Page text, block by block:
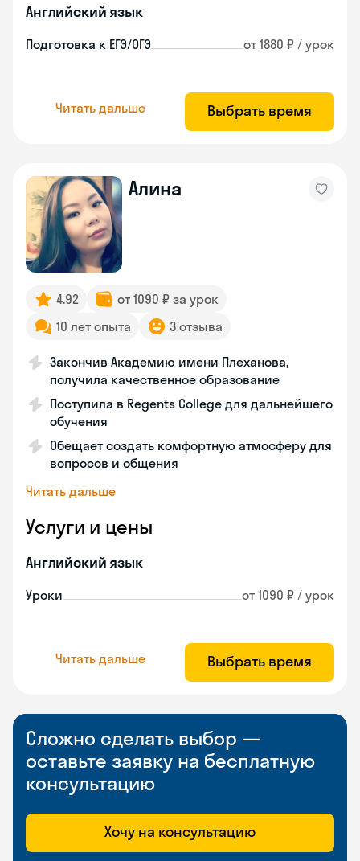
Английский язык
Подготовка к ЕГЭ/ОГЭ от 1880 ₽ / урок
Читать дальше Выбрать время
Алина
4.92
от 1090 ₽ за урок
10 лет опыта
3 отзыва
Закончив Академию имени Плеханова,
получила качественное образование
Поступила в Regents College для дальнейшего
обучения
Обещает создать комфортную атмосферу для
вопросов и общения
Читать дальше
Услуги и цены
Английский язык
Уроки от 1090 ₽ / урок
Читать дальше Выбрать время
Сложно сделать выбор —
оставьте заявку на бесплатную
консультацию
Хочу на консультацию